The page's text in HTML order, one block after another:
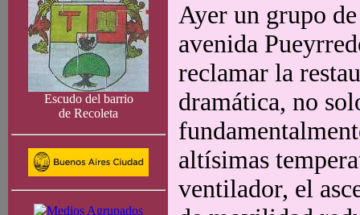
Escudo del barrio
de Recoleta
Ayer un grupo
avenida
reclamar la
dramática, no
altísimas
ventilador, el